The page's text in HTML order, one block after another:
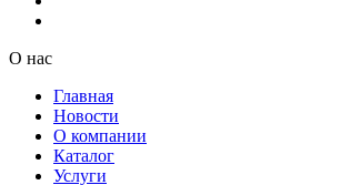
О нас
Главная
Новости
О компании
Каталог
Услуги